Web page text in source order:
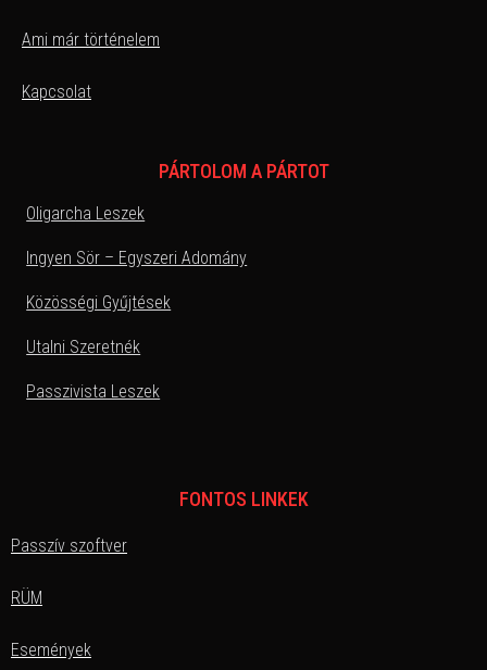
Ami már történelem
Kapcsolat
PÁRTOLOM A PÁRTOT
Oligarcha Leszek
Ingyen Sör – Egyszeri Adomány
Közösségi Gyűjtések
Utalni Szeretnék
Passzivista Leszek
FONTOS LINKEK
Passzív szoftver
RÜM
Események